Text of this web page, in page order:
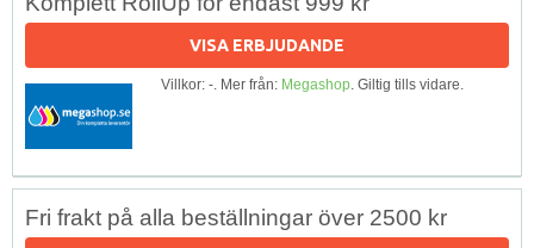
VISA ERBJUDANDE
Villkor: -. Mer från: Megashop. Giltig tills vidare.
Fri frakt på alla beställningar över 2500 kr